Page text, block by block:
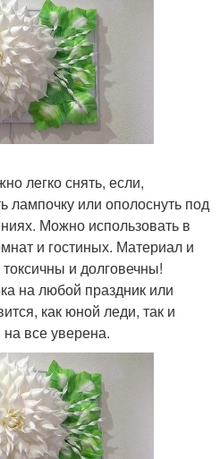
легко снять, если,
лампочку или ополоснуть под
Можно использовать в
и гостиных. Материал и
и долговечны!
на любой праздник или
как юной леди, так и
все уверена.